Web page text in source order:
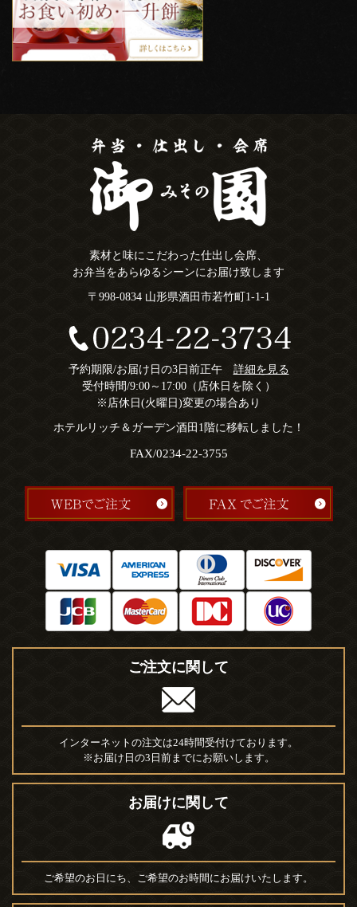
素材と味にこだわった仕出し会席、
お弁当をあらゆるシーンにお届け致します
〒998-0834 山形県酒田市若竹町1-1-1
予約期限/お届け日の3日前正午 詳細を見る
受付時間/9:00～17:00（店休日を除く）
※店休日(火曜日)変更の場合あり
ホテルリッチ＆ガーデン酒田1階に移転しました！
FAX/0234-22-3755
ご注文に関して
インターネットの注文は24時間受付けております。
※お届け日の3日前までにお願いします。
お届けに関して
ご希望のお日にち、ご希望のお時間にお届けいたします。